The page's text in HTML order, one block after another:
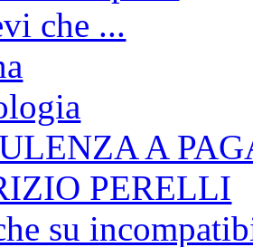
che ...
A
PERELLI
su